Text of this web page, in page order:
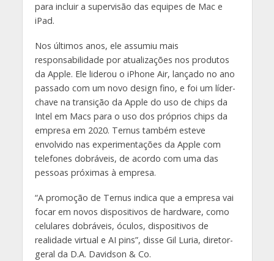
para incluir a supervisão das equipes de Mac e
iPad.
Nos últimos anos, ele assumiu mais
responsabilidade por atualizações nos produtos
da Apple. Ele liderou o iPhone Air, lançado no ano
passado com um novo design fino, e foi um líder-
chave na transição da Apple do uso de chips da
Intel em Macs para o uso dos próprios chips da
empresa em 2020. Ternus também esteve
envolvido nas experimentações da Apple com
telefones dobráveis, de acordo com uma das
pessoas próximas à empresa.
“A promoção de Ternus indica que a empresa vai
focar em novos dispositivos de hardware, como
celulares dobráveis, óculos, dispositivos de
realidade virtual e AI pins”, disse Gil Luria, diretor-
geral da D.A. Davidson & Co.